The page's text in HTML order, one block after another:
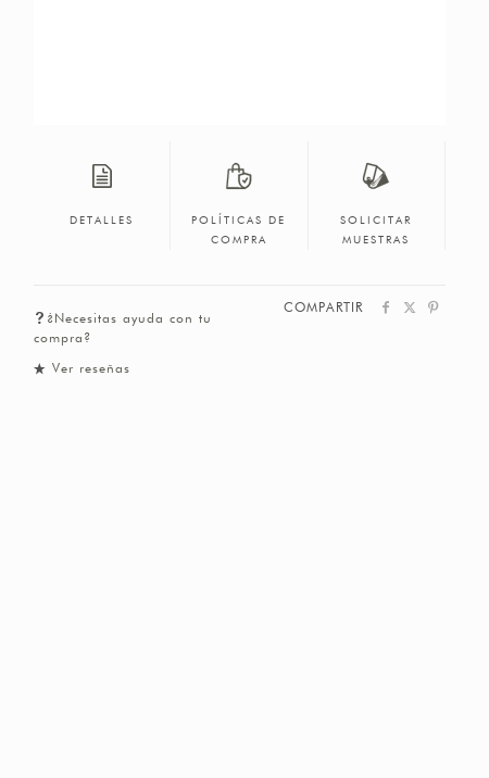
DETALLES
POLÍTICAS DE
COMPRA
SOLICITAR
MUESTRAS
¿Necesitas ayuda con tu
compra?
Ver reseñas
COMPARTIR